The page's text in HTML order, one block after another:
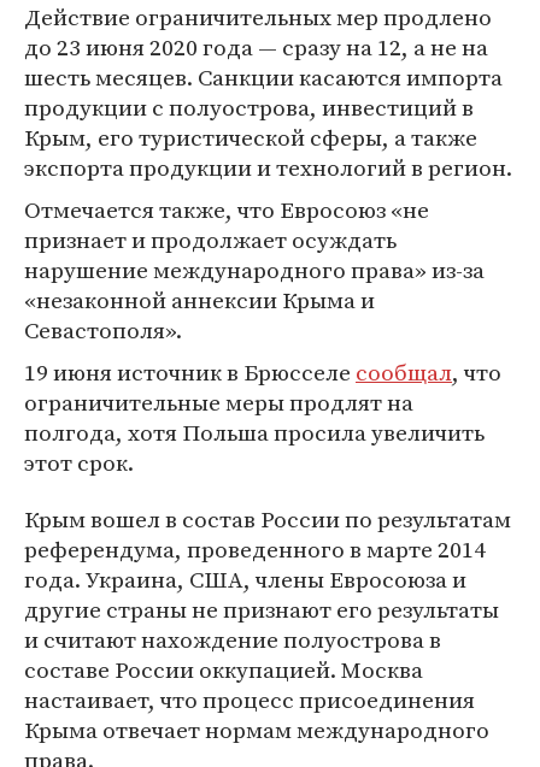
Действие ограничительных мер продлено
до 23 июня 2020 года — сразу на 12, а не на
шесть месяцев. Санкции касаются импорта
продукции с полуострова, инвестиций в
Крым, его туристической сферы, а также
экспорта продукции и технологий в регион.
Отмечается также, что Евросоюз «не
признает и продолжает осуждать
нарушение международного права» из-за
«незаконной аннексии Крыма и
Севастополя».
19 июня источник в Брюсселе сообщал, что
ограничительные меры продлят на
полгода, хотя Польша просила увеличить
этот срок.
Крым вошел в состав России по результатам
референдума, проведенного в марте 2014
года. Украина, США, члены Евросоюза и
другие страны не признают его результаты
и считают нахождение полуострова в
составе России оккупацией. Москва
настаивает, что процесс присоединения
Крыма отвечает нормам международного
права.